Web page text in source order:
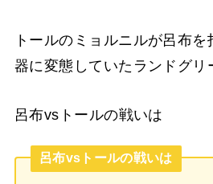
トールのミョルニルが呂布
器に変態していたランドグリ
呂布vsトールの戦いは
呂布vsトールの戦いは